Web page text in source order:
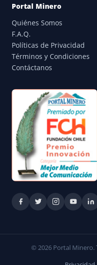
Portal Minero
Quiénes Somos
F.A.Q.
Políticas de Privacidad
Términos y Condiciones
Contáctanos
© 2026 Portal Minero.